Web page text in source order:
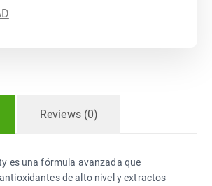
Reviews (0)
es una fórmula avanzada que
de alto nivel y extractos